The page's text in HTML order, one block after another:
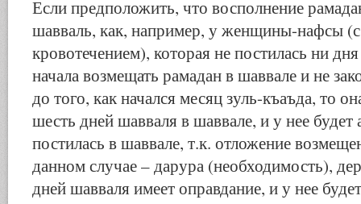
Если предположить, что восполнение
шавваль, как, например, у женщины-нафсы
кровотечением), которая не постилась ни
начала возмещать рамадан в шаввале и не
до того, как начался месяц зуль-къаъда, то
шесть дней шавваля в шаввале, и у нее будет
постилась в шаввале, т.к. отложение
данном случае – дарура (необходимость),
дней шавваля имеет оправдание, и у нее